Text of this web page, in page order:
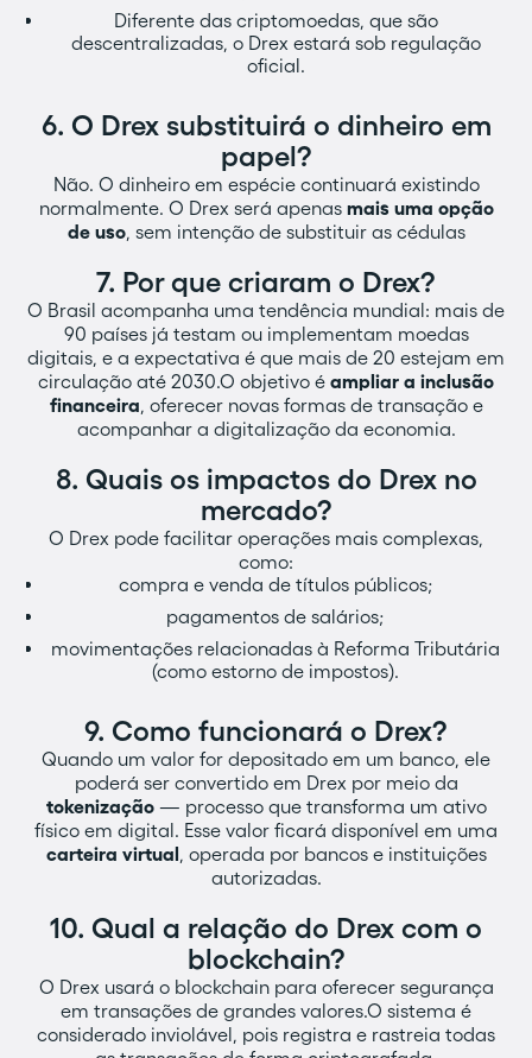
Diferente das criptomoedas, que são
descentralizadas, o Drex estará sob regulação
oficial.
6. O Drex substituirá o dinheiro em
papel?‍
Não. O dinheiro em espécie continuará existindo
normalmente. O Drex será apenas mais uma opção
de uso, sem intenção de substituir as cédulas
7. Por que criaram o Drex?‍
O Brasil acompanha uma tendência mundial: mais de
90 países já testam ou implementam moedas
digitais, e a expectativa é que mais de 20 estejam em
circulação até 2030.O objetivo é ampliar a inclusão
financeira, oferecer novas formas de transação e
acompanhar a digitalização da economia.
8. Quais os impactos do Drex no
mercado?‍
O Drex pode facilitar operações mais complexas,
como:
compra e venda de títulos públicos;
pagamentos de salários;
movimentações relacionadas à Reforma Tributária
(como estorno de impostos).
9. Como funcionará o Drex?‍
Quando um valor for depositado em um banco, ele
poderá ser convertido em Drex por meio da
tokenização— processo que transforma um ativo
físico em digital. Esse valor ficará disponível em uma
carteira virtual, operada por bancos e instituições
autorizadas.
10. Qual a relação do Drex com o
blockchain?‍
O Drex usará o blockchain para oferecer segurança
em transações de grandes valores.O sistema é
considerado inviolável, pois registra e rastreia todas